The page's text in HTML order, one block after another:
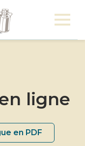
ligne
en PDF